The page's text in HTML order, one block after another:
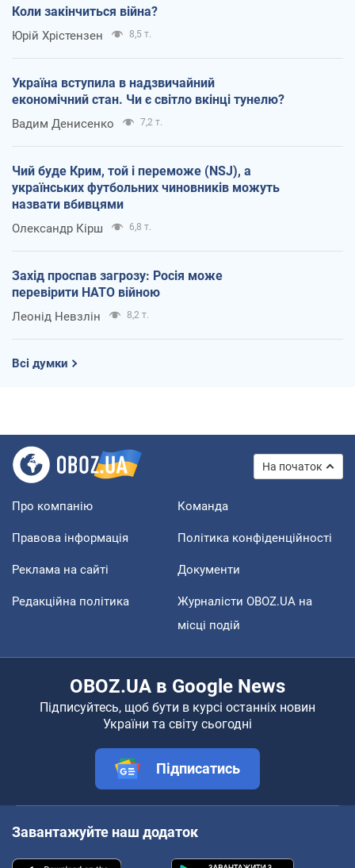
Коли закінчиться війна?
Юрій Хрістензен 8,5 т.
Україна вступила в надзвичайний
економічний стан. Чи є світло вкінці тунелю?
Вадим Денисенко 7,2 т.
Чий буде Крим, той і переможе (NSJ), а
українських футбольних чиновників можуть
назвати вбивцями
Олександр Кірш 6,8 т.
Захід проспав загрозу: Росія може
перевірити НАТО війною
Леонід Невзлін 8,2 т.
Всі думки
На початок
Про компанію Команда
Правова інформація Політика конфіденційності
Реклама на сайті Документи
Редакційна політика
Журналісти OBOZ.UA на
місці подій
OBOZ.UA в Google News
Підписуйтесь, щоб бути в курсі останніх новин
України та світу сьогодні
Підписатись
Завантажуйте наш додаток